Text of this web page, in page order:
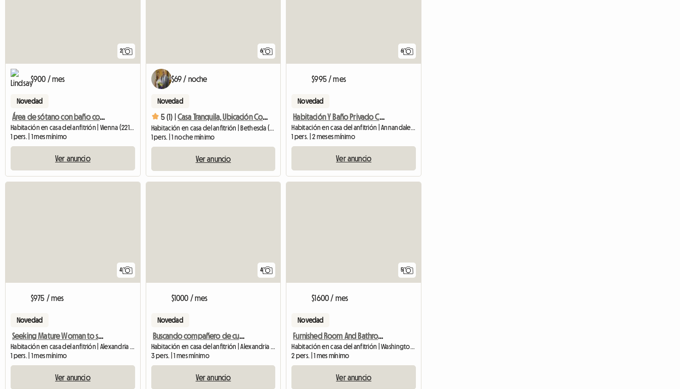
2
$900 / mes
Novedad
Área de sótano con baño completo
Habitación en casa del anfitrión | Vienna (22180)
1 pers. | 1 mes mínimo
Ver anuncio
6
$69 / noche
Novedad
5 (1) | Casa Tranquila, Ubicación Conveniente, Habitación Acogedora
1 pers. | 1 noche mínimo
Ver anuncio
6
$995 / mes
Novedad
Habitación Y Baño Privado Con Share Of Sf H
Habitación en casa del anfitrión | Annandale (22003)
1 pers. | 2 meses mínimo
Ver anuncio
4
$975 / mes
Novedad
Seeking Mature Woman to share 2b/2b in a
Habitación en casa del anfitrión | Alexandria (22304)
1 pers. | 1 mes mínimo
Ver anuncio
4
$1000 / mes
Novedad
Buscando compañero de cuarto
Habitación en casa del anfitrión | Alexandria (22304)
3 pers. | 1 mes mínimo
Ver anuncio
5
$1600 / mes
Novedad
Furnished Room And Bathroom
Habitación en casa del anfitrión | Washington (20001)
2 pers. | 1 mes mínimo
Ver anuncio